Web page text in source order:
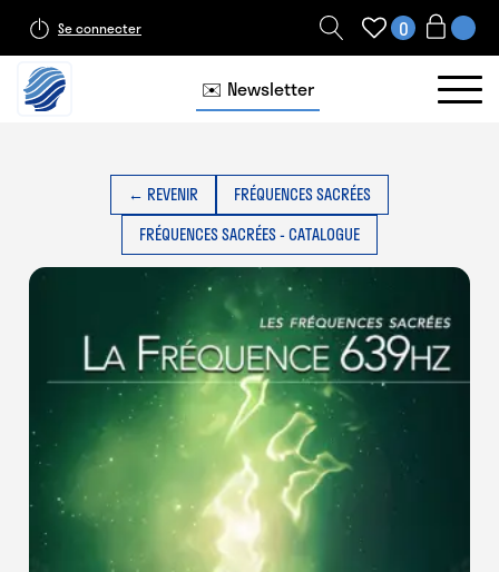
Se connecter 0
✉️ Newsletter
← REVENIR
FRÉQUENCES SACRÉES
FRÉQUENCES SACRÉES - CATALOGUE